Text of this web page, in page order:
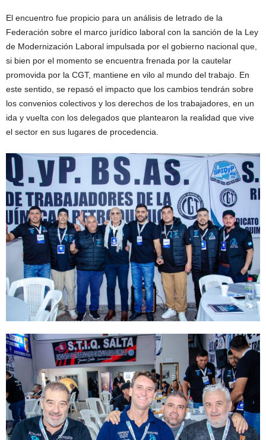
El encuentro fue propicio para un análisis de letrado de la
Federación sobre el marco jurídico laboral con la sanción de la Ley
de Modernización Laboral impulsada por el gobierno nacional que,
si bien por el momento se encuentra frenada por la cautelar
promovida por la CGT, mantiene en vilo al mundo del trabajo. En
este sentido, se repasó el impacto que los cambios tendrán sobre
los convenios colectivos y los derechos de los trabajadores, en un
ida y vuelta con los delegados que plantearon la realidad que vive
el sector en sus lugares de procedencia.